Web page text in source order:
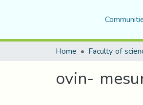
Home Faculty of
ovin-